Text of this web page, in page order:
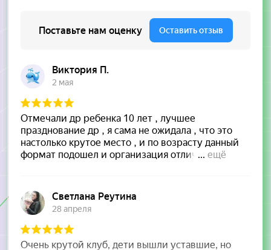
Русаковская, 31
О центре
м. Выхино
Забронировать